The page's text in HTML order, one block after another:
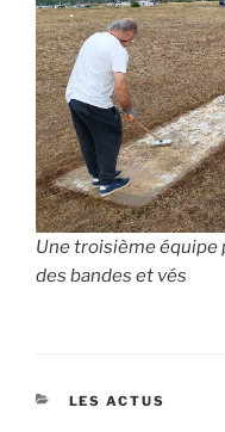
Une troisième équipe
des bandes et vés
CATÉGORIES
LES ACTUS